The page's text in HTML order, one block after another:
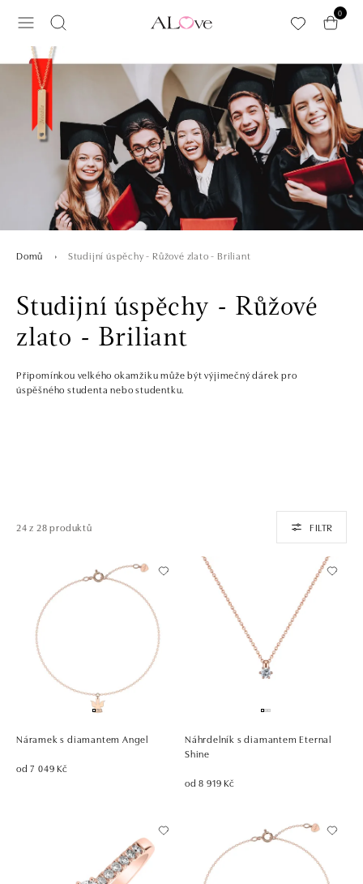
0
Domů Studijní úspěchy - Růžové zlato - Briliant
Studijní úspěchy - Růžové
zlato - Briliant
Připomínkou velkého okamžiku může být výjimečný dárek pro
úspěšného studenta nebo studentku.
24 z 28 produktů FILTR
Náramek s diamantem Angel
od 7 049 Kč
Náhrdelník s diamantem Eternal
Shine
od 8 919 Kč